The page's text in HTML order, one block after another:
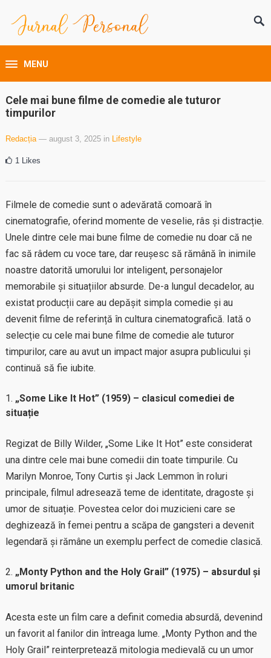
MENU
Cele mai bune filme de comedie ale tuturor
timpurilor
Redacția — august 3, 2025 in Lifestyle
1 Likes
Filmele de comedie sunt o adevărată comoară în
cinematografie, oferind momente de veselie, râs și distracție.
Unele dintre cele mai bune filme de comedie nu doar că ne
fac să râdem cu voce tare, dar reușesc să rămână în inimile
noastre datorită umorului lor inteligent, personajelor
memorabile și situațiilor absurde. De-a lungul decadelor, au
existat producții care au depășit simpla comedie și au
devenit filme de referință în cultura cinematografică. Iată o
selecție cu cele mai bune filme de comedie ale tuturor
timpurilor, care au avut un impact major asupra publicului și
continuă să fie iubite.
„Some Like It Hot” (1959) – clasicul comediei de
situație
Regizat de Billy Wilder, „Some Like It Hot” este considerat
una dintre cele mai bune comedii din toate timpurile. Cu
Marilyn Monroe, Tony Curtis și Jack Lemmon în roluri
principale, filmul adresează teme de identitate, dragoste și
umor de situație. Povestea celor doi muzicieni care se
deghizează în femei pentru a scăpa de gangsteri a devenit
legendară și rămâne un exemplu perfect de comedie clasică.
„Monty Python and the Holy Grail” (1975) – absurdul și
umorul britanic
Acesta este un film care a definit comedia absurdă, devenind
un favorit al fanilor din întreaga lume. „Monty Python and the
Holy Grail” reinterpretează mitologia medievală cu un umor